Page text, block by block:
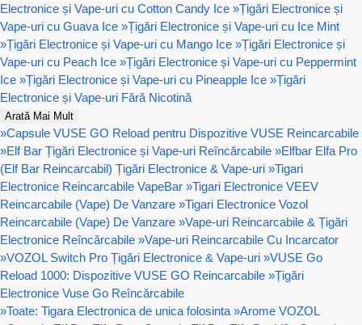
Electronice și Vape-uri cu Cotton Candy Ice »Țigări Electronice și
Vape-uri cu Guava Ice »Țigări Electronice și Vape-uri cu Ice Mint
»Țigări Electronice și Vape-uri cu Mango Ice »Țigări Electronice și
Vape-uri cu Peach Ice »Țigări Electronice și Vape-uri cu Peppermint
Ice »Țigări Electronice și Vape-uri cu Pineapple Ice »Țigări
Electronice și Vape-uri Fără Nicotină
Arată Mai Mult
»Capsule VUSE GO Reload pentru Dispozitive VUSE Reincarcabile
»Elf Bar Țigări Electronice și Vape-uri Reîncărcabile »Elfbar Elfa Pro
(Elf Bar Reincarcabil) Țigări Electronice & Vape-uri »Tigari
Electronice Reincarcabile VapeBar »Tigari Electronice VEEV
Reincarcabile (Vape) De Vanzare »Tigari Electronice Vozol
Reincarcabile (Vape) De Vanzare »Vape-uri Reincarcabile & Țigări
Electronice Reîncărcabile »Vape-uri Reincarcabile Cu Incarcator
»VOZOL Switch Pro Țigări Electronice & Vape-uri »VUSE Go
Reload 1000: Dispozitive VUSE GO Reincarcabile »Țigări
Electronice Vuse Go Reîncărcabile
»Toate: Tigara Electronica de unica folosinta »Arome VOZOL